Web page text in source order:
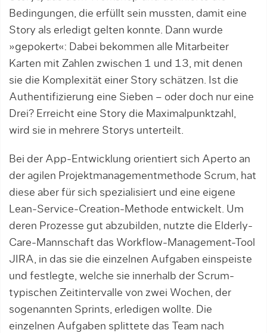
Bedingungen, die erfüllt sein mussten, damit eine
Story als erledigt gelten konnte. Dann wurde
»gepokert«: Dabei bekommen alle Mitarbeiter
Karten mit Zahlen zwischen 1 und 13, mit denen
sie die Komplexität einer Story schätzen. Ist die
Authentifizierung eine Sieben – oder doch nur eine
Drei? Erreicht eine Story die Maximalpunktzahl,
wird sie in mehrere Storys unterteilt.
Bei der App-Entwicklung orientiert sich Aperto an
der agilen Projektmanagementmethode Scrum, hat
diese aber für sich spezialisiert und eine eigene
Lean-Service-Creation-Methode entwickelt. Um
deren Prozesse gut abzubilden, nutzte die Elderly-
Care-Mannschaft das Workflow-Management-Tool
JIRA, in das sie die einzelnen Aufgaben einspeiste
und festlegte, welche sie innerhalb der Scrum-
typischen Zeitintervalle von zwei Wochen, der
sogenannten Sprints, erledigen wollte. Die
einzelnen Aufgaben splittete das Team nach